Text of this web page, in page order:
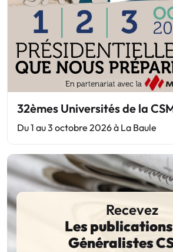
32èmes Universités de la
Du 1 au 3 octobre 2026 à La Baule
Recevez
Les
Généralistes